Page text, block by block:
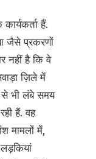
हैं.
जैसे प्रकरणों
नहीं है कि वे
ज़िले में
भी लंबे समय
हैं. वह
मामलों में,